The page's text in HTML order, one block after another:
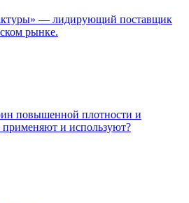
— лидирующий поставщик
рынке.
повышенной плотности и
применяют и используют?